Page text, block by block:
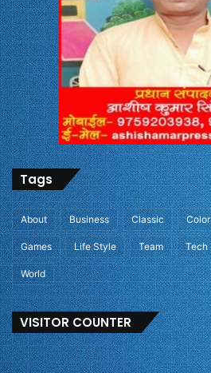
Tags
About Business Classic Color
Games Life Style Team Tech
World
VISITOR COUNTER